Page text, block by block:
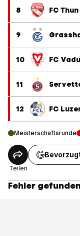
8 FC Thun
9
10 FC
11
12 FC
Meisterschaftsrunde
Teilen
Fehler